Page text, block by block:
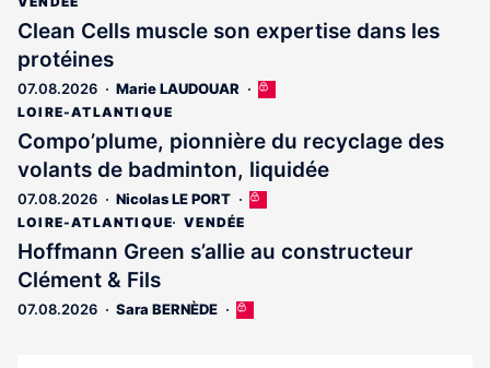
Clean Cells muscle son expertise dans les
protéines
07.08.2026 Marie LAUDOUAR
Cet
réservé
aux
abonnés
LOIRE-ATLANTIQUE
Compo’plume, pionnière du recyclage des
volants de badminton, liquidée
07.08.2026 Nicolas LE PORT
Cet
réservé
abonnés
LOIRE-ATLANTIQUE VENDÉE
Hoffmann Green s’allie au constructeur
Clément & Fils
07.08.2026 Sara BERNÈDE
Cet